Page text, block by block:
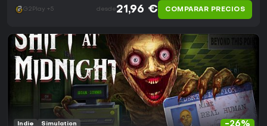
G2Play +5 desde 21,96 € COMPARAR PRECIOS
Indie Simulation